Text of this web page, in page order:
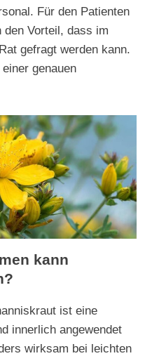
Für den Patienten
Vorteil, dass im
gefragt werden kann.
genauen
kann
ist eine
innerlich angewendet
wirksam bei leichten